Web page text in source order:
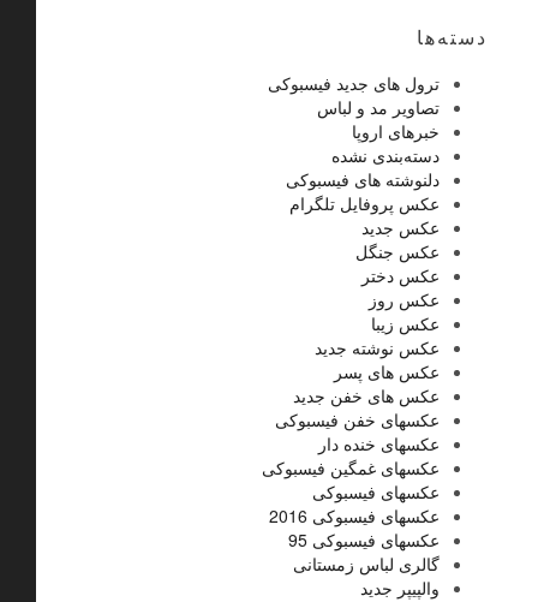
دسته‌ها
ترول های جدید فیسبوکی
تصاویر مد و لباس
خبرهای اروپا
دسته‌بندی نشده
دلنوشته های فیسبوکی
عکس پروفایل تلگرام
عکس جدید
عکس جنگل
عکس دختر
عکس روز
عکس زیبا
عکس نوشته جدید
عکس های پسر
عکس های خفن جدید
عکسهای خفن فیسبوکی
عکسهای خنده دار
عکسهای غمگین فیسبوکی
عکسهای فیسبوکی
عکسهای فیسبوکی 2016
عکسهای فیسبوکی 95
گالری لباس زمستانی
والپیپر جدید